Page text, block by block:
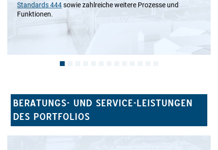
Standards 444sowie zahlreiche weitere Prozesse und
Funktionen.
BERATUNGS- UND SERVICE-LEISTUNGEN
DES PORTFOLIOS